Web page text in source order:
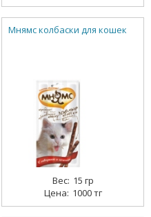
Мнямс колбаски для кошек
15 гр
1000 тг